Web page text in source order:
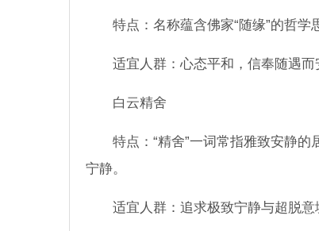
特点：名称蕴含佛家“随缘”的哲
适宜人群：心态平和，信奉随遇而
白云精舍
特点：“精舍”一词常指雅致安静
宁静。
适宜人群：追求极致宁静与超脱意